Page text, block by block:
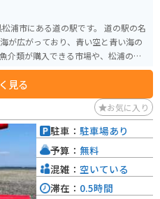
ある道の駅です。 道の駅の名
が広がっており、青い空と青い海の
介類が購入できる市場や、松浦の海
ランもあります。 バイクで訪
されているので安心です。周辺に
がら走ることができるルートがいく
水揚
鮮な魚介類をその場で味わうのも
でしょう。また、松浦焼という伝統
見る
お気に入り
駐車： 駐車場あり
予算： 無料
混雑： 空いている
滞在： 0.5時間